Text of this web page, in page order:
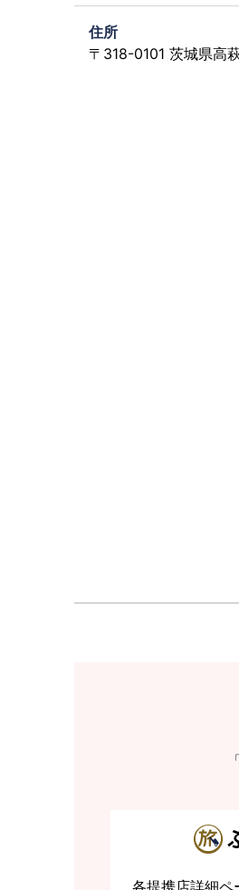
住所
〒318-0101 茨城県高
各提携店詳細ペ